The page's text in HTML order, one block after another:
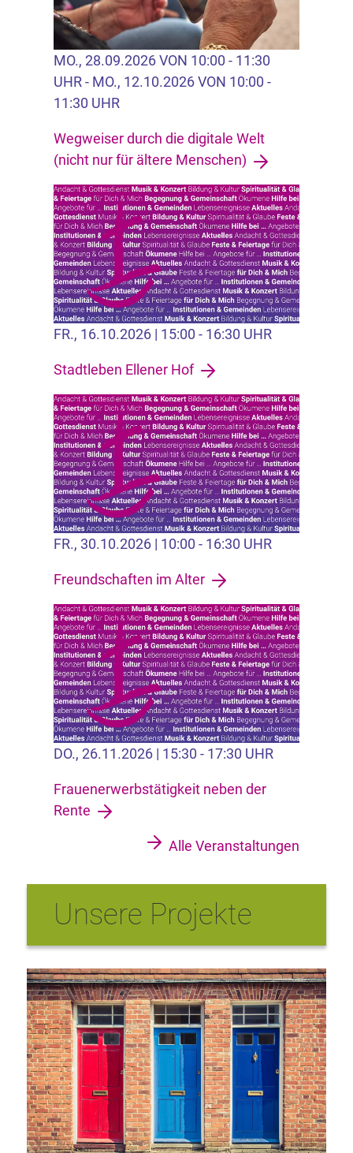
MO., 28.09.2026 VON 10:00 - 11:30
UHR - MO., 12.10.2026 VON 10:00 -
11:30 UHR
Wegweiser durch die digitale Welt
(nicht nur für ältere Menschen)
FR., 16.10.2026 | 15:00 - 16:30 UHR
Stadtleben Ellener Hof
FR., 30.10.2026 | 10:00 - 16:30 UHR
Freundschaften im Alter
DO., 26.11.2026 | 15:30 - 17:30 UHR
Frauenerwerbstätigkeit neben der
Rente
Alle Veranstaltungen
Unsere Projekte